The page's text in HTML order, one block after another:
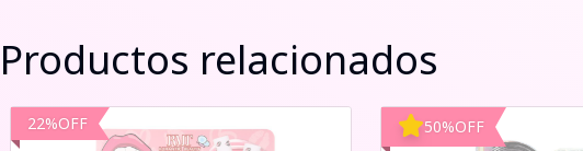
Productos relacionados
22%OFF 50%OFF